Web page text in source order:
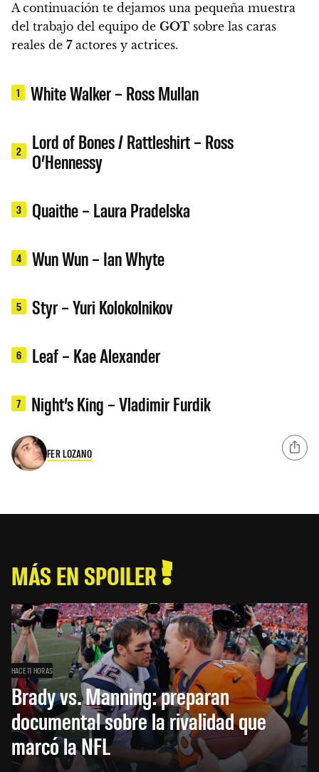
A continuación te dejamos una pequeña muestra
del trabajo del equipo de GOT sobre las caras
reales de 7actores y actrices.
1 White Walker – Ross Mullan
2
Lord of Bones / Rattleshirt – Ross
O’Hennessy
3 Quaithe – Laura Pradelska
4 Wun Wun – Ian Whyte
5 Styr – Yuri Kolokolnikov
6 Leaf – Kae Alexander
7 Night’s King – Vladimir Furdik
FER LOZANO
MÁS EN SPOILER
HACE 11 HORAS
Brady vs. Manning: preparan
documental sobre la rivalidad que
marcó la NFL